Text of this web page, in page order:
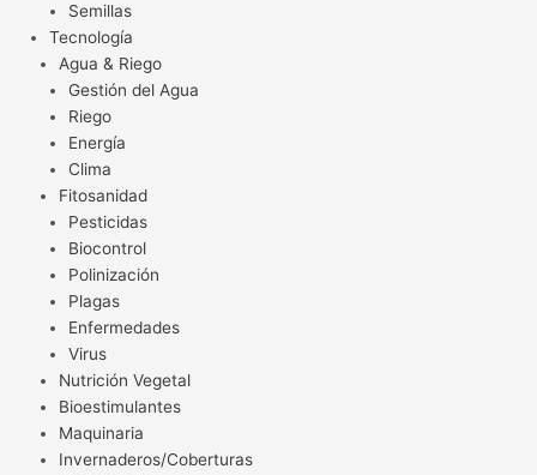
Semillas
Tecnología
Agua & Riego
Gestión del Agua
Riego
Energía
Clima
Fitosanidad
Pesticidas
Biocontrol
Polinización
Plagas
Enfermedades
Virus
Nutrición Vegetal
Bioestimulantes
Maquinaria
Invernaderos/Coberturas